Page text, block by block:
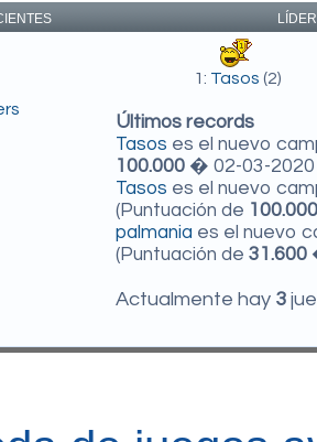
1: Tasos (2)
Últimos records
Tasos es el nuevo
100.000 � 02-03-2020
Tasos es el nuevo
(Puntuación de 100.000
palmania es el nuevo
(Puntuación de 31.600
Actualmente hay 3